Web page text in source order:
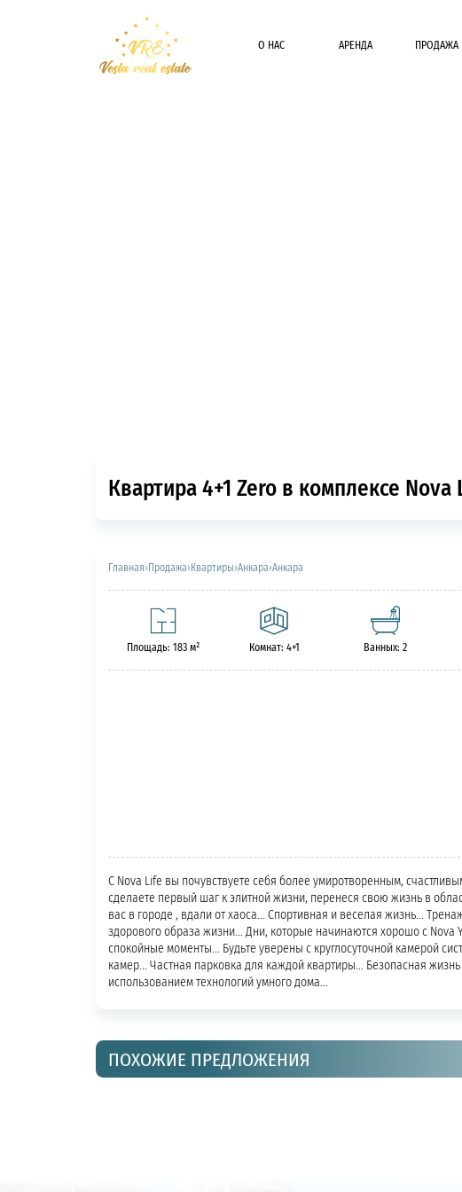
О НАС АРЕНДА ПРОДАЖА
Квартира 4+1 Zero в комплексе
Главная›Продажа›Квартиры›Анкара›Анкара
Площадь: 183 м² Комнат: 4+1 Ванных: 2
С Nova Life вы почувствуете себя более умиротворенным,
сделаете первый шаг к элитной жизни, перенеся свою жизнь в
вас в городе , вдали от хаоса... Спортивная и веселая жизнь...
здорового образа жизни... Дни, которые начинаются хорошо с
спокойные моменты... Будьте уверены с круглосуточной камерой
камер... Частная парковка для каждой квартиры... Безопасная
использованием технологий умного дома...
ПОХОЖИЕ ПРЕДЛОЖЕНИЯ